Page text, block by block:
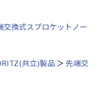
交換式スプロケットノー
共立)製品 ＞ 先端交